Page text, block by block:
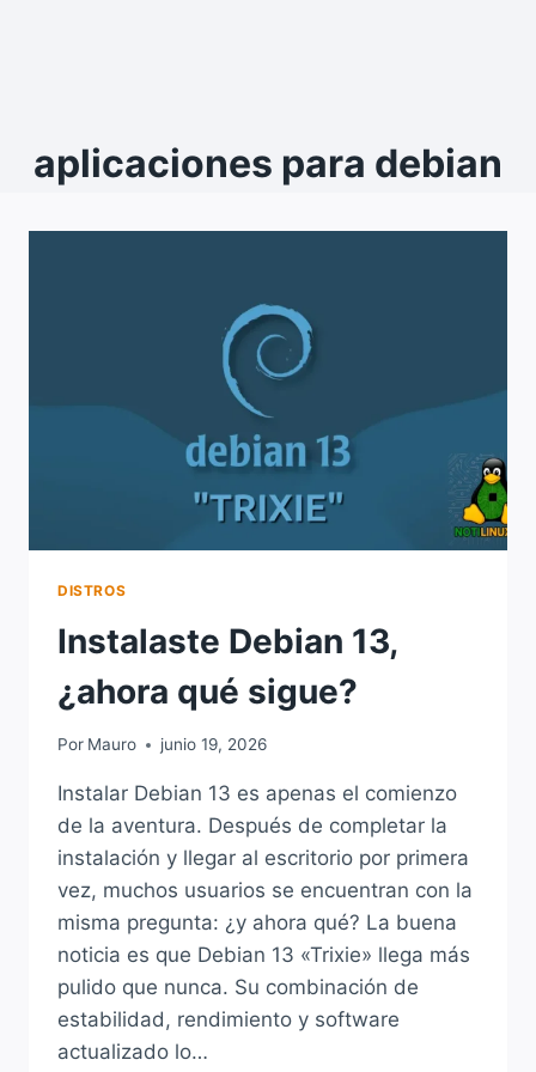
aplicaciones para debian
DISTROS
Instalaste Debian 13,
¿ahora qué sigue?
Por Mauro junio 19, 2026
Instalar Debian 13 es apenas el comienzo
de la aventura. Después de completar la
instalación y llegar al escritorio por primera
vez, muchos usuarios se encuentran con la
misma pregunta: ¿y ahora qué? La buena
noticia es que Debian 13 «Trixie» llega más
pulido que nunca. Su combinación de
estabilidad, rendimiento y software
actualizado lo…